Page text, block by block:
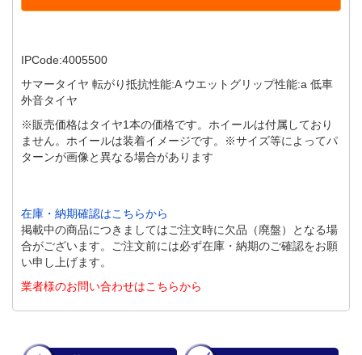
IPCode:4005500
サマータイヤ 転がり抵抗性能:A ウエットグリップ性能:a 低車
外音タイヤ
※販売価格はタイヤ1本の価格です。ホイールは付属しており
ません。ホイールは装着イメージです。※サイズ等によってパ
ターンが画像と異なる場合があります
在庫・納期確認はこちらから
掲載中の商品につきましてはご注文時に欠品（廃盤）となる場
合がございます。ご注文前には必ず在庫・納期のご確認をお願
い申し上げます。
業者様のお問い合わせはこちらから